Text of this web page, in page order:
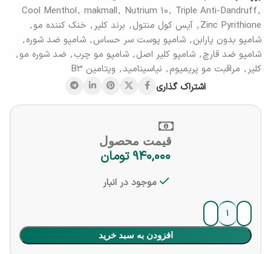
Cool Menthol, makmall, Nutrium 10, Triple Anti-Dandruff,
Zinc Pyrithione
, آیس کول منتول, برند کلیر, خنک کننده مو,
شامپو بدون پارابن, شامپو پوست سر حساس, شامپو ضد شوره,
شامپو ضد قارچ, شامپو کلیر اصل, شامپو مو چرب, ضد شوره مو,
کلیر, مراقبت مو پریمیوم, نیاسینامید, ویتامین B3
اشتراک گذاری
قیمت محصول
۹۴۰,۰۰۰ تومان
موجود در انبار
افزودن به سبد خرید